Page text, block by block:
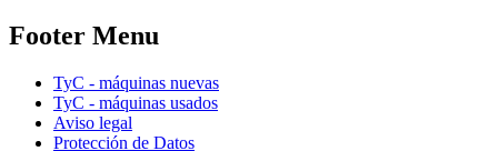
Footer Menu
TyC - máquinas nuevas
TyC - máquinas usados
Aviso legal
Protección de Datos